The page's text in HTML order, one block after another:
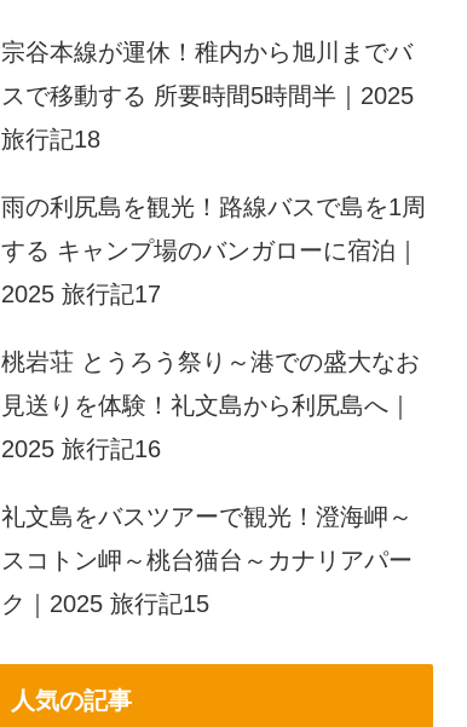
宗谷本線が運休！稚内から旭川までバ
スで移動する 所要時間5時間半｜2025
旅行記18
雨の利尻島を観光！路線バスで島を1周
する キャンプ場のバンガローに宿泊｜
2025 旅行記17
桃岩荘 とうろう祭り～港での盛大なお
見送りを体験！礼文島から利尻島へ｜
2025 旅行記16
礼文島をバスツアーで観光！澄海岬～
スコトン岬～桃台猫台～カナリアパー
ク｜2025 旅行記15
人気の記事